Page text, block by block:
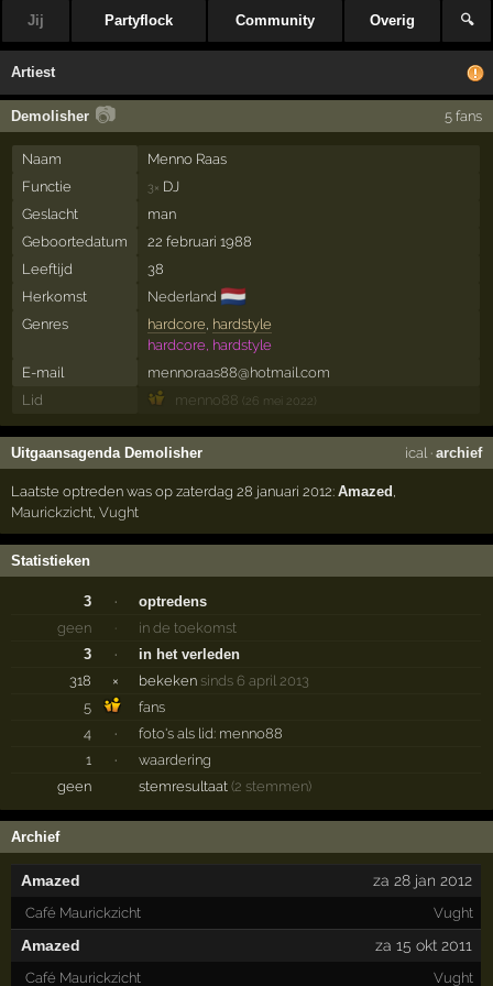
Jij Partyflock Community Overig 🔍
Artiest
Demolisher 📷 5 fans
Naam
Menno Raas
Functie
3× DJ
Geslacht
man
Geboortedatum
22 februari 1988
Leeftijd
38
Herkomst
Nederland 🇳🇱
Genres hardcore hardstyle
hardcore, hardstyle
E-mail
mennoraas88@hotmail.com
Lid
menno88 (26 mei 2022)
Uitgaansagenda Demolisher ical· archief
Laatste optreden was op zaterdag 28 januari 2012:Amazed
Maurickzicht ,Vught
Statistieken
3 ·
optredens
geen
·
in de toekomst
3
·
in het verleden
318
× bekeken sinds 6 april 2013
5
fans
4
·
foto's als lid: menno88
1
·
waardering
geen
stemresultaat(2 stemmen)
Archief
Amazed za 28 jan 2012
Café Maurickzicht Vught
Amazed za 15 okt 2011
Café Maurickzicht Vught